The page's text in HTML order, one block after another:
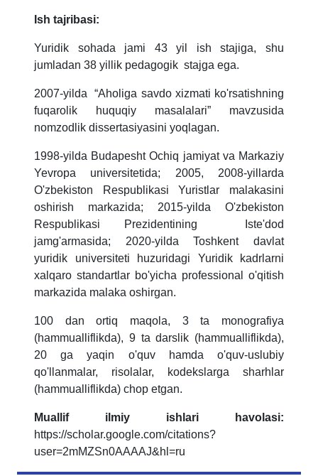
Ish tajribasi:
Yuridik sohada jami 43 yil ish stajiga, shu
jumladan 38 yillik pedagogik stajga ega.
2007-yilda “Aholiga savdo xizmati ko'rsatishning
fuqarolik huquqiy masalalari” mavzusida
nomzodlik dissertasiyasini yoqlagan.
1998-yilda Budapesht Ochiq jamiyat va Markaziy
Yevropa universitetida; 2005, 2008-yillarda
O'zbekiston Respublikasi Yuristlar malakasini
oshirish markazida; 2015-yilda O'zbekiston
Respublikasi Prezidentining Iste'dod
jamg'armasida; 2020-yilda Toshkent davlat
yuridik universiteti huzuridagi Yuridik kadrlarni
xalqaro standartlar bo'yicha professional o'qitish
markazida malaka oshirgan.
100 dan ortiq maqola, 3 ta monografiya
(hammualliflikda), 9 ta darslik (hammualliflikda),
20 ga yaqin o'quv hamda o'quv-uslubiy
qo'llanmalar, risolalar, kodekslarga sharhlar
(hammualliflikda) chop etgan.
Muallif ilmiy ishlari havolasi:
https://scholar.google.com/citations?
user=2mMZSn0AAAAJ&hl=ru